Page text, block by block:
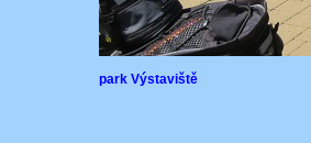
park Výstaviště